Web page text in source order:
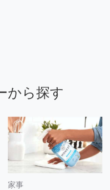
から探す
家事